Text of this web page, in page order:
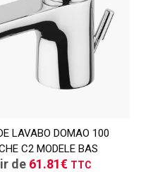
LAVABO DOMAO 100
C2 MODELE BAS
de 61.81€ TTC
de devis